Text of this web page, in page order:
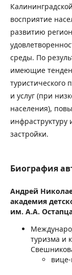
восприятие
развитию
среды. По
имеющие
туристического
и услуг (при
населения),
инфраструктуру
застройки.
Биография
Андрей
академия
им. А.А.
туризма и